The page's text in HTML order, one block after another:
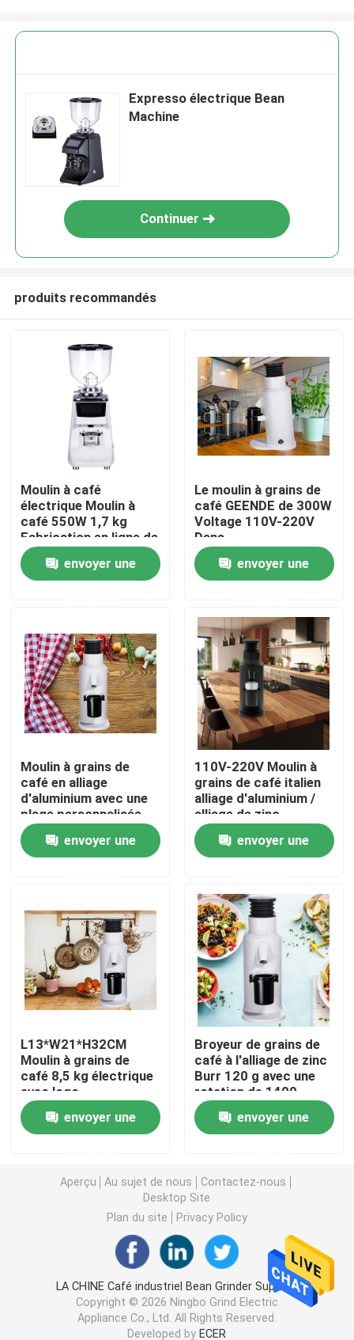
Maison
Produits
Au sujet de nous
Visite d'usine
Contrôle de qualité
Contactez-nous
Broyeur de grain de café
Burr Coffee Grinder
Broyeur de café de Doserless
broyeur de café commerciale
Broyeur de café d'écran tactile
Broyeur de café de ménage
Broyeur de café extérieure
Broyeur de café de main
Expresso électrique Bean
Machine
Continuer
produits recommandés
Moulin à café
électrique Moulin à
café 550W 1,7 kg
Fabrication en ligne de
volume de réservoir
envoyer une
Le moulin à grains de
café GEENDE de 300W
Voltage 110V-220V
Dans
L13*W21*H32CM
envoyer une
Moulin à grains de
café en alliage
d'aluminium avec une
plage personnalisée
de 110V-220V 120g
envoyer une
110V-220V Moulin à
grains de café italien
alliage d'aluminium /
alliage de zinc
envoyer une
L13*W21*H32CM
Moulin à grains de
café 8,5 kg électrique
avec logo
personnalisé
envoyer une
Broyeur de grains de
café à l'alliage de zinc
Burr 120 g avec une
rotation de 1400
rouleaux/minute
envoyer une
Aperçu Au sujet de nous
Contactez-nous
Desktop Site
Plan du site
Privacy Policy
LA CHINE Café industriel Bean Grinder Supplier.
Copyright © 2026 Ningbo Grind Electric
Appliance Co., Ltd. All Rights Reserved.
Developed by ECER